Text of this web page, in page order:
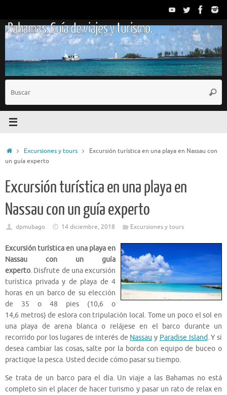
contenido
Bahamas. Guía de viajes y turismo.
InicioExcursiones y tours
Excursión turística en una playa en Nassau con
un guía experto
Excursión turística en una playa en
Nassau con un guía experto
dpmubago 14 diciembre, 2018 Excursiones y tours
Excursión turística en una playa en
Nassau con un guía
experto. Disfrute de una excursión
turística privada y de playa de 4
horas en un barco de su elección
de 35 o 48 pies (10,6 o
14,6 metros) de eslora con tripulación local. Tome un poco el sol en
una playa de arena blanca o relájese en el barco durante un
recorrido por los lugares de interés de Nassau y Paradise Island. Y si
desea cambiar las cosas, salte por la borda con equipo de buceo o
practique la pesca. Usted decide cómo pasar su tiempo.
Se trata de un barco para el día. Un viaje a las Bahamas no está
completo sin el placer de hacer turismo y pasar un rato de relax en